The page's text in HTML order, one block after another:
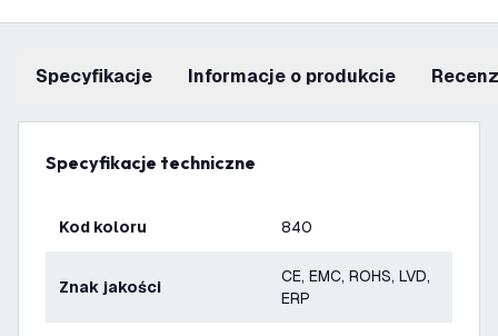
Specyfikacje informacje o produkcie
Specyfikacje techniczne
Kod koloru 840
Znak jakości
CE, EMC, ROHS, LVD,
ERP